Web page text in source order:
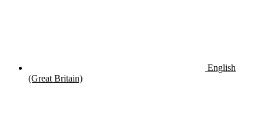
English
(Great Britain)